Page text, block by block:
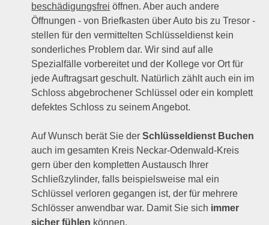
beschädigungsfrei öffnen. Aber auch andere
Öffnungen - von Briefkasten über Auto bis zu Tresor -
stellen für den vermittelten Schlüsseldienst kein
sonderliches Problem dar. Wir sind auf alle
Spezialfälle vorbereitet und der Kollege vor Ort für
jede Auftragsart geschult. Natürlich zählt auch ein im
Schloss abgebrochener Schlüssel oder ein komplett
defektes Schloss zu seinem Angebot.
Auf Wunsch berät Sie derSchlüsseldienst Buchen
auch im gesamten Kreis Neckar-Odenwald-Kreis
gern über den kompletten Austausch Ihrer
Schließzylinder, falls beispielsweise mal ein
Schlüssel verloren gegangen ist, der für mehrere
Schlösser anwendbar war. Damit Sie sich immer
sicher fühlen können.